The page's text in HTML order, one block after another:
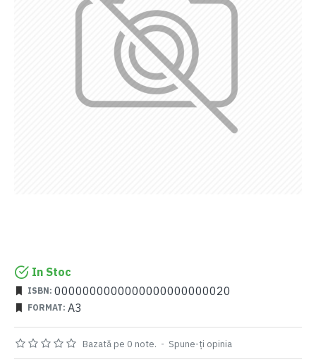
In Stoc
ISBN: 0000000000000000000000020
FORMAT: A3
Bazată pe 0 note. - Spune-ţi opinia